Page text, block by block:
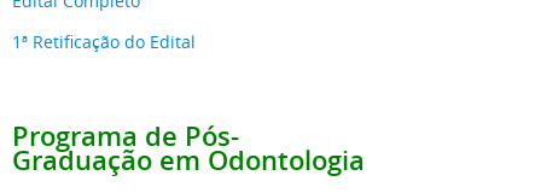
1ª Retificação do Edital
Programa de Pós-
Graduação em Odontologia